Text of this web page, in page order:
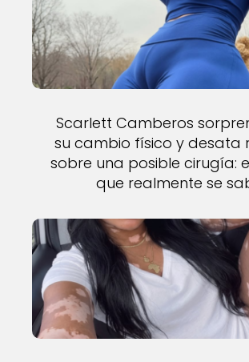
Scarlett Camberos
su cambio físico y desata
sobre una posible cirugía:
que realmente se